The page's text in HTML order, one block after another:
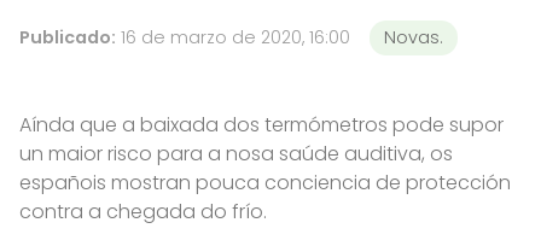
Publicado: 16 de marzo de 2020, 16:00 Novas.
Aínda que a baixada dos termómetros pode supor
un maior risco para a nosa saúde auditiva, os
españois mostran pouca conciencia de protección
contra a chegada do frío.